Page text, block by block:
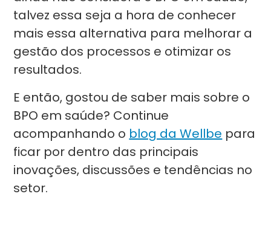
talvez essa seja a hora de conhecer
mais essa alternativa para melhorar a
gestão dos processos e otimizar os
resultados.
E então, gostou de saber mais sobre o
BPO em saúde? Continue
acompanhando o blog da Wellbe para
ficar por dentro das principais
inovações, discussões e tendências no
setor.